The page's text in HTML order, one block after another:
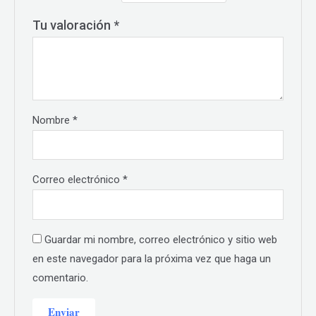
Tu valoración *
Nombre*
Correo electrónico*
Guardar mi nombre, correo electrónico y sitio web
en este navegador para la próxima vez que haga un
comentario.